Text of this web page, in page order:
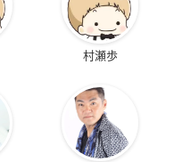
村瀬歩